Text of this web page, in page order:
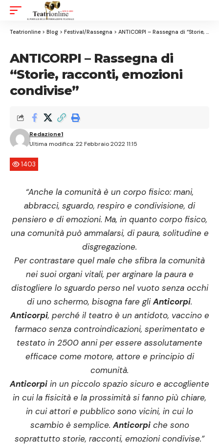
Resizer
Teatrionline > Blog > Festival/Rassegna > ANTICORPI – Rassegna di “Storie, racconti, emozioni condivise”
ANTICORPI – Rassegna di
“Storie, racconti, emozioni
condivise”
Ultima modifica: 22 Febbraio 2022 11:15
Redazione1
1403
“Anche la comunità è un corpo fisico: mani,
abbracci, sguardo, respiro e condivisione, di
pensiero e di emozioni. Ma, in quanto corpo fisico,
una comunità può ammalarsi, di paura, solitudine e
disgregazione.
Per contrastare quel male che sfibra la comunità
nei suoi organi vitali, per arginare la paura e
distogliere lo sguardo perso nel vuoto senza occhi
di uno schermo, bisogna fare gliAnticorpi.
Anticorpi, perché il teatro è un antidoto, vaccino e
farmaco senza controindicazioni, sperimentato e
testato in 2500 anni per essere assolutamente
efficace come motore, attore e principio di
comunità.
Anticorpi in un piccolo spazio sicuro e accogliente
in cui la fisicità e la prossimità si fanno più chiare,
in cui attori e pubblico sono vicini, in cui lo
scambio è semplice.Anticorpiche sono
soprattutto storie, racconti, emozioni condivise.”